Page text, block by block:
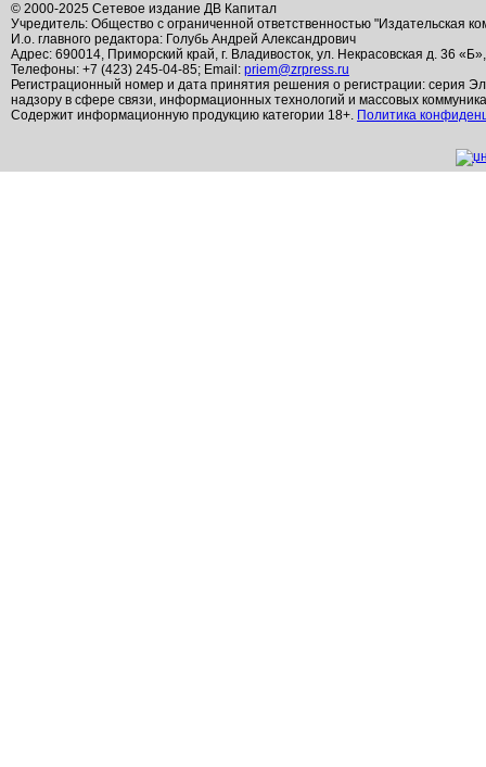
© 2000-2025 Сетевое издание ДВ Капитал
Учредитель: Общество с ограниченной ответственностью "Издательская
И.о. главного редактора: Голубь Андрей Александрович
Адрес: 690014, Приморский край, г. Владивосток, ул. Некрасовская д. 36
Телефоны: +7 (423) 245-04-85; Email: priem@zrpress.ru
Регистрационный номер и дата принятия решения о регистрации: серия
надзору в сфере связи, информационных технологий и массовых
Содержит информационную продукцию категории 18+. Политика